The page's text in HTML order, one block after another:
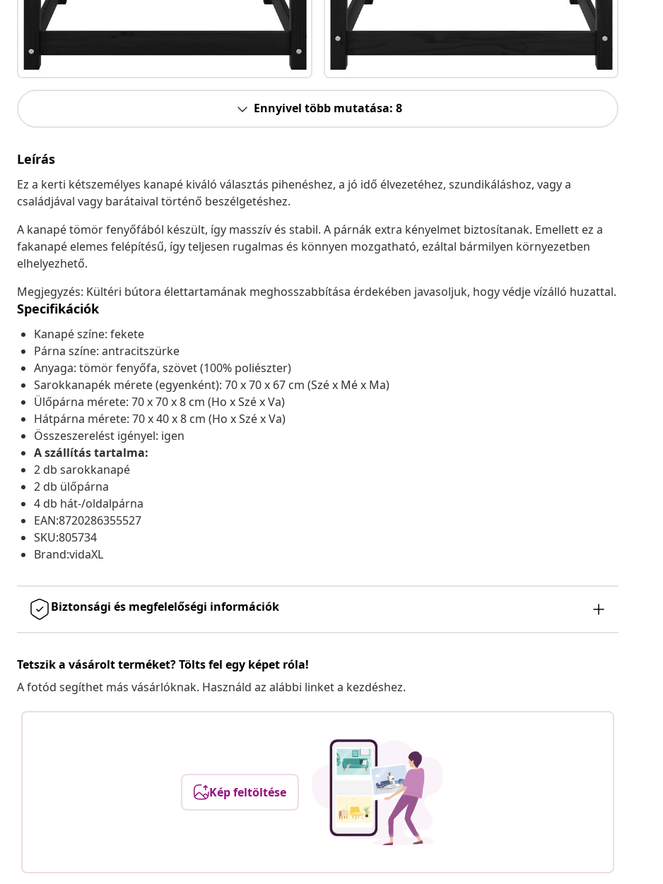
Ennyivel több mutatása: 8
Leírás
Ez a kerti kétszemélyes kanapé kiváló választás pihenéshez, a jó idő élvezetéhez, szundikáláshoz, vagy a
családjával vagy barátaival történő beszélgetéshez.
A kanapé tömör fenyőfából készült, így masszív és stabil. A párnák extra kényelmet biztosítanak. Emellett ez a
fakanapé elemes felépítésű, így teljesen rugalmas és könnyen mozgatható, ezáltal bármilyen környezetben
elhelyezhető.
Megjegyzés: Kültéri bútora élettartamának meghosszabbítása érdekében javasoljuk, hogy védje vízálló huzattal.
Specifikációk
Kanapé színe: fekete
Párna színe: antracitszürke
Anyaga: tömör fenyőfa, szövet (100% poliészter)
Sarokkanapék mérete (egyenként): 70 x 70 x 67 cm (Szé x Mé x Ma)
Ülőpárna mérete: 70 x 70 x 8 cm (Ho x Szé x Va)
Hátpárna mérete: 70 x 40 x 8 cm (Ho x Szé x Va)
Összeszerelést igényel: igen
A szállítás tartalma:
2 db sarokkanapé
2 db ülőpárna
4 db hát-/oldalpárna
EAN:8720286355527
SKU:805734
Brand:vidaXL
Biztonsági és megfelelőségi információk
Tetszik a vásárolt terméket? Tölts fel egy képet róla!
A fotód segíthet más vásárlóknak. Használd az alábbi linket a kezdéshez.
Kép feltöltése